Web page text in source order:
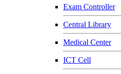
Exam Controller
Central Library
Medical Center
ICT Cell